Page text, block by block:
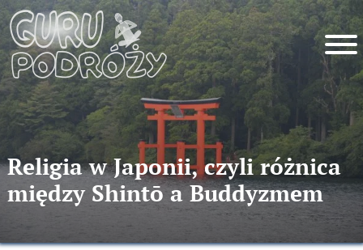
Religia w Japonii, czyli różnica
między Shintō a Buddyzmem